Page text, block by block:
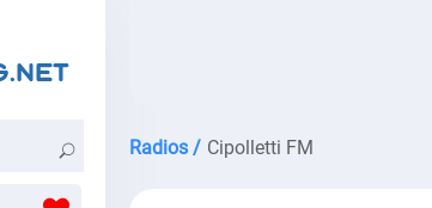
Radios / Cipolletti FM